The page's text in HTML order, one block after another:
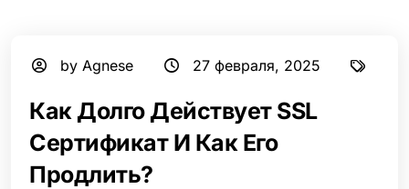
by Agnese 27 февраля, 2025
Как Долго Действует SSL
Сертификат И Как Его
Продлить?